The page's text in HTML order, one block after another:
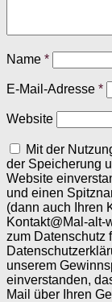
Name *
E-Mail-Adresse *
Website
Mit der
der Speicherung
Website
und einen
(dann auch Ihren
Kontakt@Mal-alt-
zum Datenschutz
unserem
einverstanden,
Mail über Ihren